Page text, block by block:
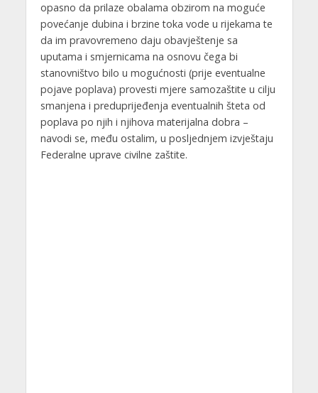
opasno da prilaze obalama obzirom na moguće
povećanje dubina i brzine toka vode u rijekama te
da im pravovremeno daju obavještenje sa
uputama i smjernicama na osnovu čega bi
stanovništvo bilo u mogućnosti (prije eventualne
pojave poplava) provesti mjere samozaštite u cilju
smanjena i preduprijeđenja eventualnih šteta od
poplava po njih i njihova materijalna dobra –
navodi se, među ostalim, u posljednjem izvještaju
Federalne uprave civilne zaštite.